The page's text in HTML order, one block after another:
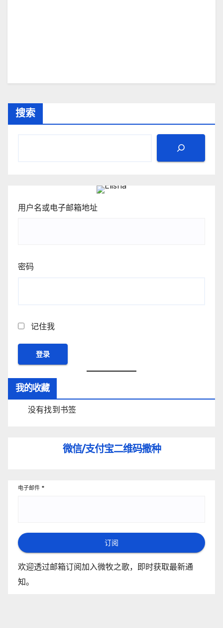
搜索
用户名或电子邮箱地址
密码
记住我
我的收藏
没有找到书签
微信/支付宝二维码撒种
电子邮件 *
订阅
欢迎透过邮箱订阅加入微牧之歌，即时获取最新通
知。